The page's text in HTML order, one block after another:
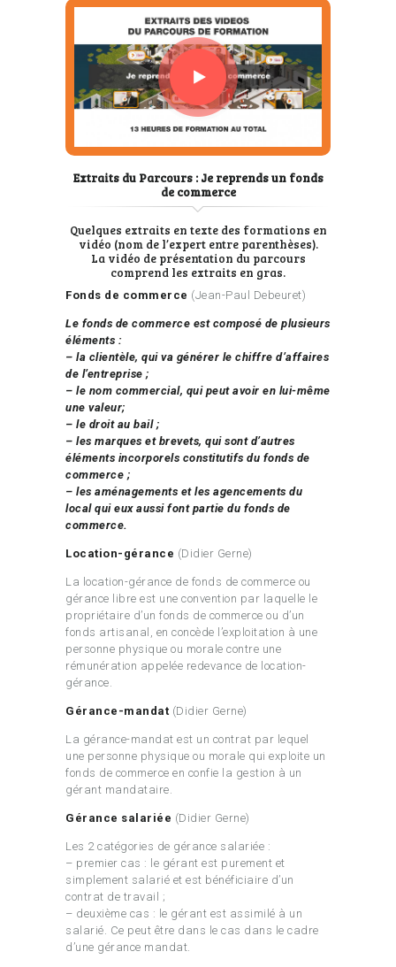
Extraits du Parcours : Je reprends un fonds
de commerce
Quelques extraits en texte des formations en
vidéo (nom de l’expert entre parenthèses).
La vidéo de présentation du parcours
comprend les extraits en gras.
Fonds de commerce (Jean-Paul Debeuret)
Le fonds de commerce est composé de plusieurs
éléments :
– la clientèle, qui va générer le chiffre d’affaires
de l’entreprise ;
– le nom commercial, qui peut avoir en lui-même
une valeur;
– le droit au bail ;
– les marques et brevets, qui sont d’autres
éléments incorporels constitutifs du fonds de
commerce ;
– les aménagements et les agencements du
local qui eux aussi font partie du fonds de
commerce.
Location-gérance (Didier Gerne)
La location-gérance de fonds de commerce ou
gérance libre est une convention par laquelle le
propriétaire d’un fonds de commerce ou d’un
fonds artisanal, en concède l’exploitation à une
personne physique ou morale contre une
rémunération appelée redevance de location-
gérance.
Gérance-mandat (Didier Gerne)
La gérance-mandat est un contrat par lequel
une personne physique ou morale qui exploite un
fonds de commerce en confie la gestion à un
gérant mandataire.
Gérance salariée (Didier Gerne)
Les 2 catégories de gérance salariée :
– premier cas : le gérant est purement et
simplement salarié et est bénéficiaire d’un
contrat de travail ;
– deuxième cas : le gérant est assimilé à un
salarié. Ce peut être dans le cas dans le cadre
d’une gérance mandat.